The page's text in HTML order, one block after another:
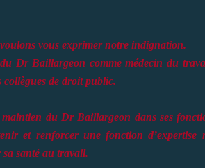
vous exprimer notre indignation.
Dr Baillargeon comme médecin du
de droit public.
du Dr Baillargeon dans ses
et renforcer une fonction d’expertise
santé au travail.